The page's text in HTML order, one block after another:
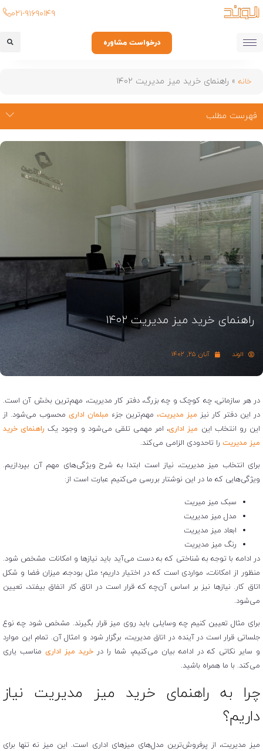
۰۲۱-۹۱۶۹۰۱۴۹
درخواست مشاوره
خانه » راهنمای خرید میز مدیریت ۱۴۰۲
فهرست مطلب
راهنمای خرید میز مدیریت ۱۴۰۲
الوند آبان ۲۵, ۱۴۰۲
در هر سازمانی، چه کوچک و چه بزرگ، دفتر کار مدیریت، مهم‌ترین بخش آن است.
در این دفتر کار نیز میز مدیریت، مهم‌ترین جزء مبلمان اداری محسوب می‌شود. از
این رو انتخاب این میز اداری، امر مهمی تلقی می‌شود و وجود یک راهنمای خرید
میز مدیریت را تاحدودی الزامی می‌کند.
برای انتخاب میز مدیریت، نیاز است ابتدا به شرح ویژگی‌های مهم آن بپردازیم.
ویژگی‌هایی که ما در این نوشتار بررسی می‌کنیم عبارت است از:
سبک میز میریت
مدل میز مدیریت
ابعاد میز مدیریت
رنگ میز مدیریت
در ادامه با توجه به شناختی که به دست می‌آید باید نیازها و امکانات مشخص شود.
منظور از امکانات، مواردی است که در اختیار داریم؛ مثل بودجه، میزان فضا و شکل
اتاق کار. نیازها نیز بر اساس آن‌چه که قرار است در اتاق کار اتفاق بیفتد، تعیین
می‌شود.
برای مثال تعیین کنیم چه وسایلی باید روی میز قرار بگیرند. مشخص شود چه نوع
جلساتی قرار است در آینده در اتاق مدیریت، برگزار شود و امثال آن. تمام این موارد
و سایر نکاتی که در ادامه بیان می‌کنیم، شما را در خرید میز اداری مناسب یاری
می‌کند. با ما همراه باشید.
چرا به راهنمای خرید میز مدیریت نیاز
داریم؟
میز مدیریت، از پرفروش‌ترین مدل‌های میزهای اداری است. این میز نه تنها برای